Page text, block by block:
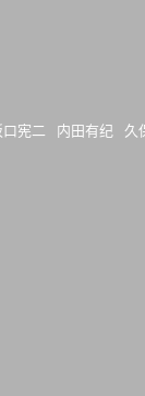
口宪二 内田有纪 久